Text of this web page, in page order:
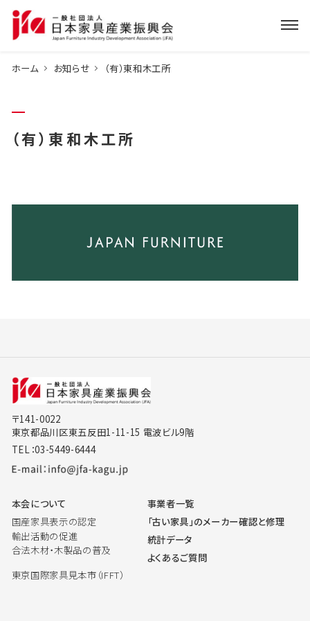
ホーム お知らせ （有）東和木工所
（有）東和木工所
〒141-0022
東京都品川区東五反田1-11-15 電波ビル9階
TEL：03-5449-6444
本会について
国産家具表示の認定
輸出活動の促進
合法木材・木製品の普及
東京国際家具見本市（IFFT）
事業者一覧
「古い家具」のメーカー確認と修理
統計データ
よくあるご質問